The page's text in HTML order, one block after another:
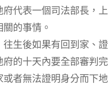
府代表一個司法部長，
的事情。
往生後如果有回到家、
的十天內要全部審判
或者無法證明身分而下